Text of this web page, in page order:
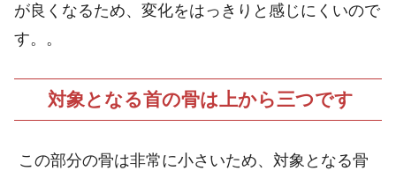
が良くなるため、変化をはっきりと感じにくいので
す。。
対象となる首の骨は上から三つです
この部分の骨は非常に小さいため、対象となる骨